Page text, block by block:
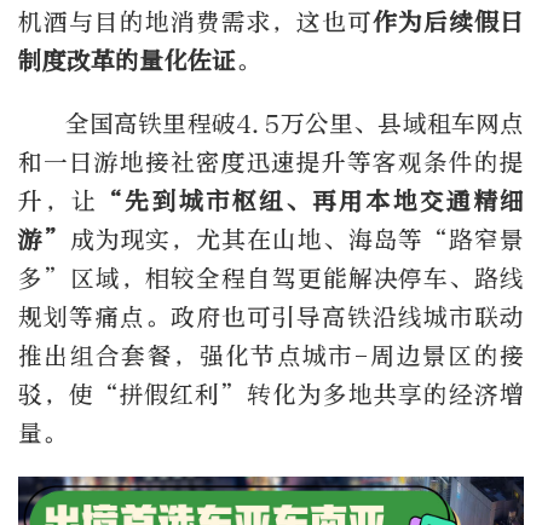
机酒与目的地消费需求，这也可作为后续假日
制度改革的量化佐证。
全国高铁里程破4.5万公里、县域租车网点
和一日游地接社密度迅速提升等客观条件的提
升，让
“先到城市枢纽、再用本地交通精细
游” 成为现实，尤其在山地、海岛等 “路窄景
多 ”
区域，相较全程自驾更能解决停车、路线
规划等痛点。政府也可引导高铁沿线城市联动
推出组合套餐，强化节点城市- 周边景区的接
驳，使 “拼假红利 ” 转化为多地共享的经济增
量。